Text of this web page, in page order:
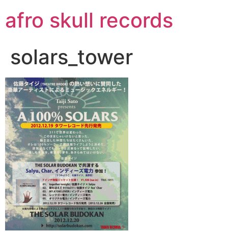
ン
テ
ス
キ
ッ
プ
afro skull records
solars_tower